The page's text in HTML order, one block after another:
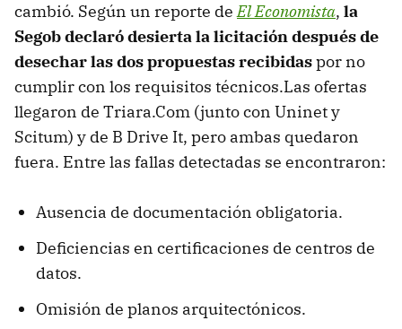
cambió. Según un reporte deEl Economista, la
Segob declaró desierta la licitación después de
desechar las dos propuestas recibidaspor no
cumplir con los requisitos técnicos.Las ofertas
llegaron de Triara.Com (junto con Uninet y
Scitum) y de B Drive It, pero ambas quedaron
fuera. Entre las fallas detectadas se encontraron:
Ausencia de documentación obligatoria.
Deficiencias en certificaciones de centros de
datos.
Omisión de planos arquitectónicos.